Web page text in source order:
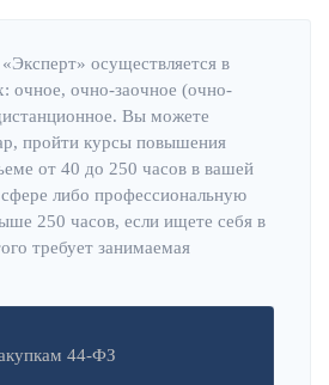
осуществляется в
очное, очно-заочное (очно-
Вы можете
пройти курсы повышения
от 40 до 250 часов в вашей
либо профессиональную
250 часов, если ищете себя в
требует занимаемая
44-ФЗ